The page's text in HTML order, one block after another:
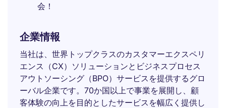
会！
企業情報
当社は、世界トップクラスのカスタマーエクスペリ
エンス（CX）ソリューションとビジネスプロセス
アウトソーシング（BPO）サービスを提供するグロ
ーバル企業です。70か国以上で事業を展開し、顧
客体験の向上を目的としたサービスを幅広く提供し